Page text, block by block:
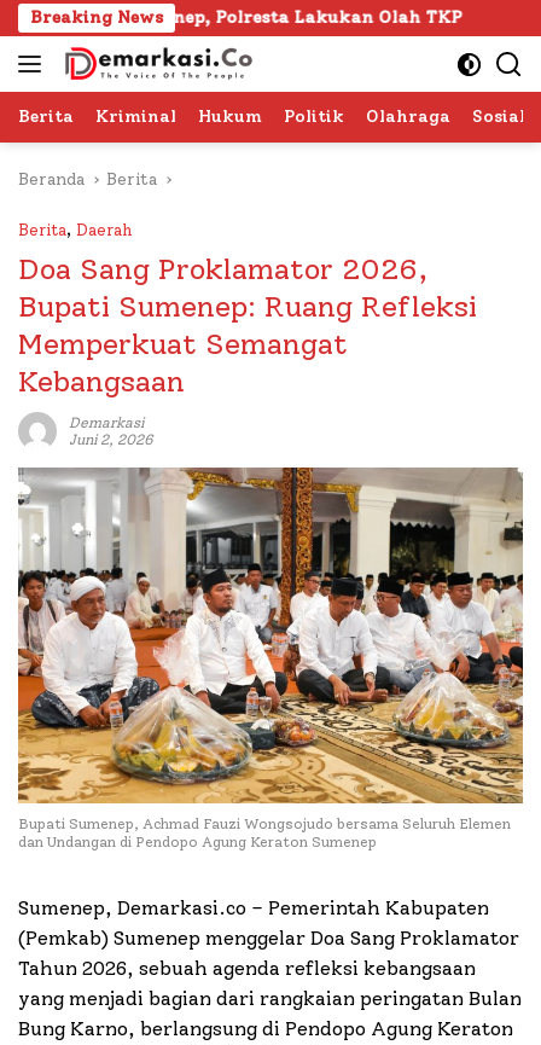
Langsung
ke
konten
Breaking News
Polresta Lakukan Olah TKP 103 Kafilah
Berita Kriminal Hukum Politik Olahraga Sosial
Beranda Berita
Berita, Daerah
Doa Sang Proklamator 2026,
Bupati Sumenep: Ruang Refleksi
Memperkuat Semangat
Kebangsaan
Demarkasi
Juni 2, 2026
Bupati Sumenep, Achmad Fauzi Wongsojudo bersama Seluruh Elemen
dan Undangan di Pendopo Agung Keraton Sumenep
Sumenep, Demarkasi.co – Pemerintah Kabupaten
(Pemkab) Sumenep menggelar Doa Sang Proklamator
Tahun 2026, sebuah agenda refleksi kebangsaan
yang menjadi bagian dari rangkaian peringatan Bulan
Bung Karno, berlangsung di Pendopo Agung Keraton